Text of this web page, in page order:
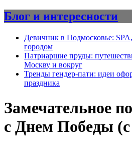
Блог и интересности
Девичник в Подмосковье:
городом
Патриаршие пруды:
Москву и вокруг
Тренды гендер-пати: идеи
праздника
Замечательное
с Днем Победы